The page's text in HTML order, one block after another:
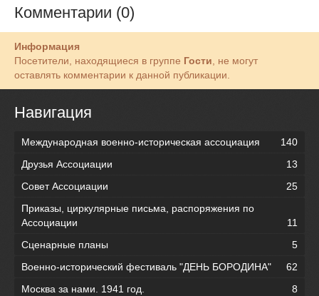
Комментарии (0)
Информация
Посетители, находящиеся в группе Гости , не могут
оставлять комментарии к данной публикации.
Навигация
Международная военно-историческая ассоциация
140
Друзья Ассоциации
13
Совет Ассоциации
25
Приказы, циркулярные письма, распоряжения по
Ассоциации
11
Сценарные планы
5
Военно-исторический фестиваль "ДЕНЬ БОРОДИНА"
62
Москва за нами. 1941 год.
8